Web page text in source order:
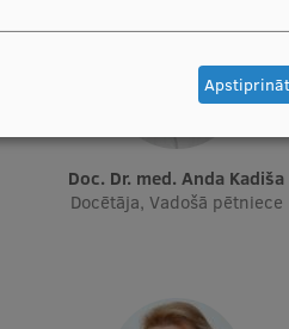
Doc. Dr. med. Anda Kadiša
Docētāja, Vadošā pētniece